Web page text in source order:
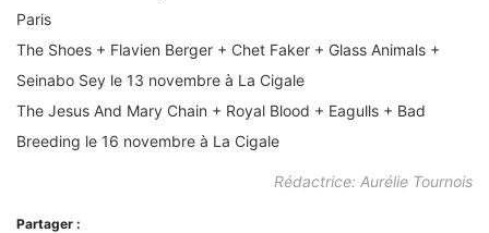
Paris
The Shoes + Flavien Berger + Chet Faker + Glass Animals +
Seinabo Sey le 13 novembre à La Cigale
The Jesus And Mary Chain + Royal Blood + Eagulls + Bad
Breeding le 16 novembre à La Cigale
Rédactrice: Aurélie Tournois
Partager :